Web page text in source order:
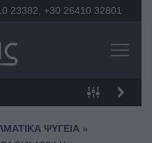
23382 +30 26410 32801
ΨΥΓΕΙΑ »